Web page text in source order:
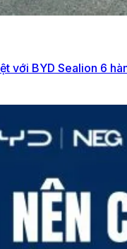
với BYD Sealion 6